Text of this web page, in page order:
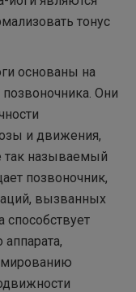
тонус
основаны на
Они
и движения,
называемый
позвоночник,
вызванных
способствует